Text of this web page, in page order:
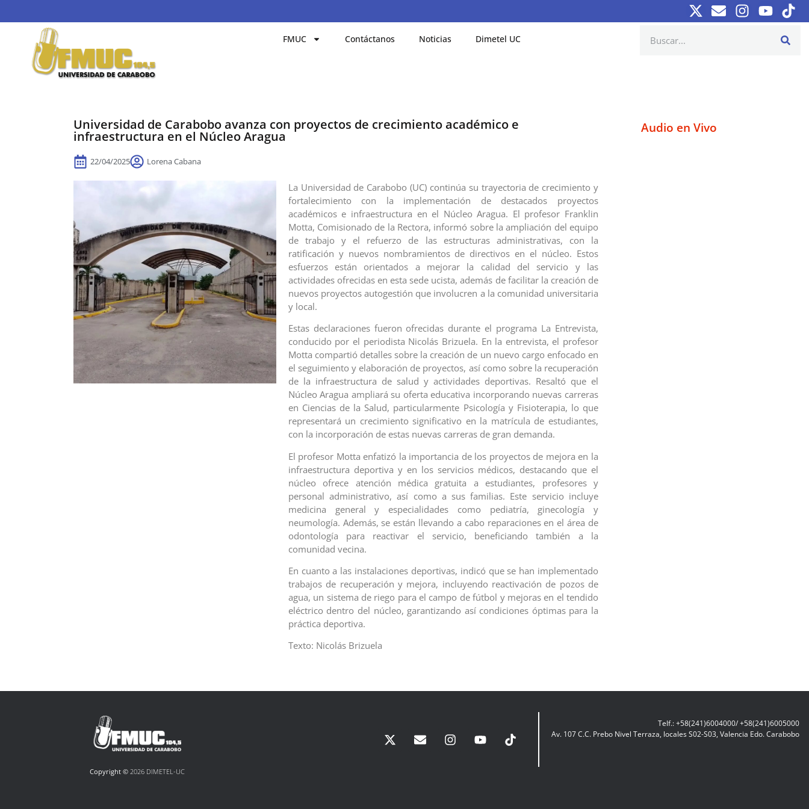
FMUC Contáctanos Noticias Dimetel UC
Universidad de Carabobo avanza con proyectos de crecimiento académico e
infraestructura en el Núcleo Aragua
22/04/2025 Lorena Cabana
La Universidad de Carabobo (UC) continúa su trayectoria de crecimiento y
fortalecimiento con la implementación de destacados proyectos
académicos e infraestructura en el Núcleo Aragua. El profesor Franklin
Motta, Comisionado de la Rectora, informó sobre la ampliación del equipo
de trabajo y el refuerzo de las estructuras administrativas, con la
ratificación y nuevos nombramientos de directivos en el núcleo. Estos
esfuerzos están orientados a mejorar la calidad del servicio y las
actividades ofrecidas en esta sede ucista, además de facilitar la creación de
nuevos proyectos autogestión que involucren a la comunidad universitaria
y local.
Estas declaraciones fueron ofrecidas durante el programa La Entrevista,
conducido por el periodista Nicolás Brizuela. En la entrevista, el profesor
Motta compartió detalles sobre la creación de un nuevo cargo enfocado en
el seguimiento y elaboración de proyectos, así como sobre la recuperación
de la infraestructura de salud y actividades deportivas. Resaltó que el
Núcleo Aragua ampliará su oferta educativa incorporando nuevas carreras
en Ciencias de la Salud, particularmente Psicología y Fisioterapia, lo que
representará un crecimiento significativo en la matrícula de estudiantes,
con la incorporación de estas nuevas carreras de gran demanda.
El profesor Motta enfatizó la importancia de los proyectos de mejora en la
infraestructura deportiva y en los servicios médicos, destacando que el
núcleo ofrece atención médica gratuita a estudiantes, profesores y
personal administrativo, así como a sus familias. Este servicio incluye
medicina general y especialidades como pediatría, ginecología y
neumología. Además, se están llevando a cabo reparaciones en el área de
odontología para reactivar el servicio, beneficiando también a la
comunidad vecina.
En cuanto a las instalaciones deportivas, indicó que se han implementado
trabajos de recuperación y mejora, incluyendo reactivación de pozos de
agua, un sistema de riego para el campo de fútbol y mejoras en el tendido
eléctrico dentro del núcleo, garantizando así condiciones óptimas para la
práctica deportiva.
Texto: Nicolás Brizuela
Audio en Vivo
Copyright ©2026 DIMETEL-UC
Telf.: +58(241)6004000/ +58(241)6005000
Av. 107 C.C. Prebo Nivel Terraza, locales S02-S03, Valencia Edo. Carabobo